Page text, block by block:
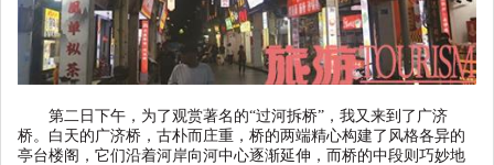
第二日下午，为了观赏著名的“过河拆桥” ，我又来到了广济
桥。白天的广济桥，古朴而庄重，桥的两端精心构建了风格各异的
亭台楼阁，它们沿着河岸向河中心逐渐延伸，而桥的中段则巧妙地